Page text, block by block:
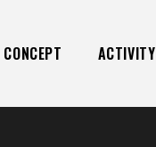
CONCEPT ACTIVITY